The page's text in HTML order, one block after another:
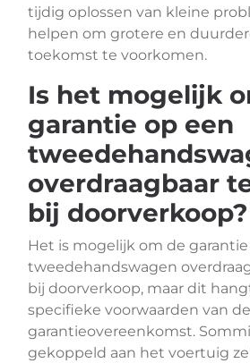
tijdig oplossen van kleine
helpen om grotere en
toekomst te voorkomen.
Is het mogelijk
garantie op een
overdraagbaar
bij doorverkoop?
Het is mogelijk om de
tweedehandswagen
bij doorverkoop, maar dit
specifieke voorwaarden van de
garantieovereenkomst.
gekoppeld aan het voertuig